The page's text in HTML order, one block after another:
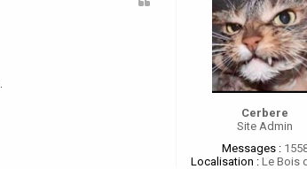
Cerbere
Site Admin
Messages :
Localisation :Le Bois